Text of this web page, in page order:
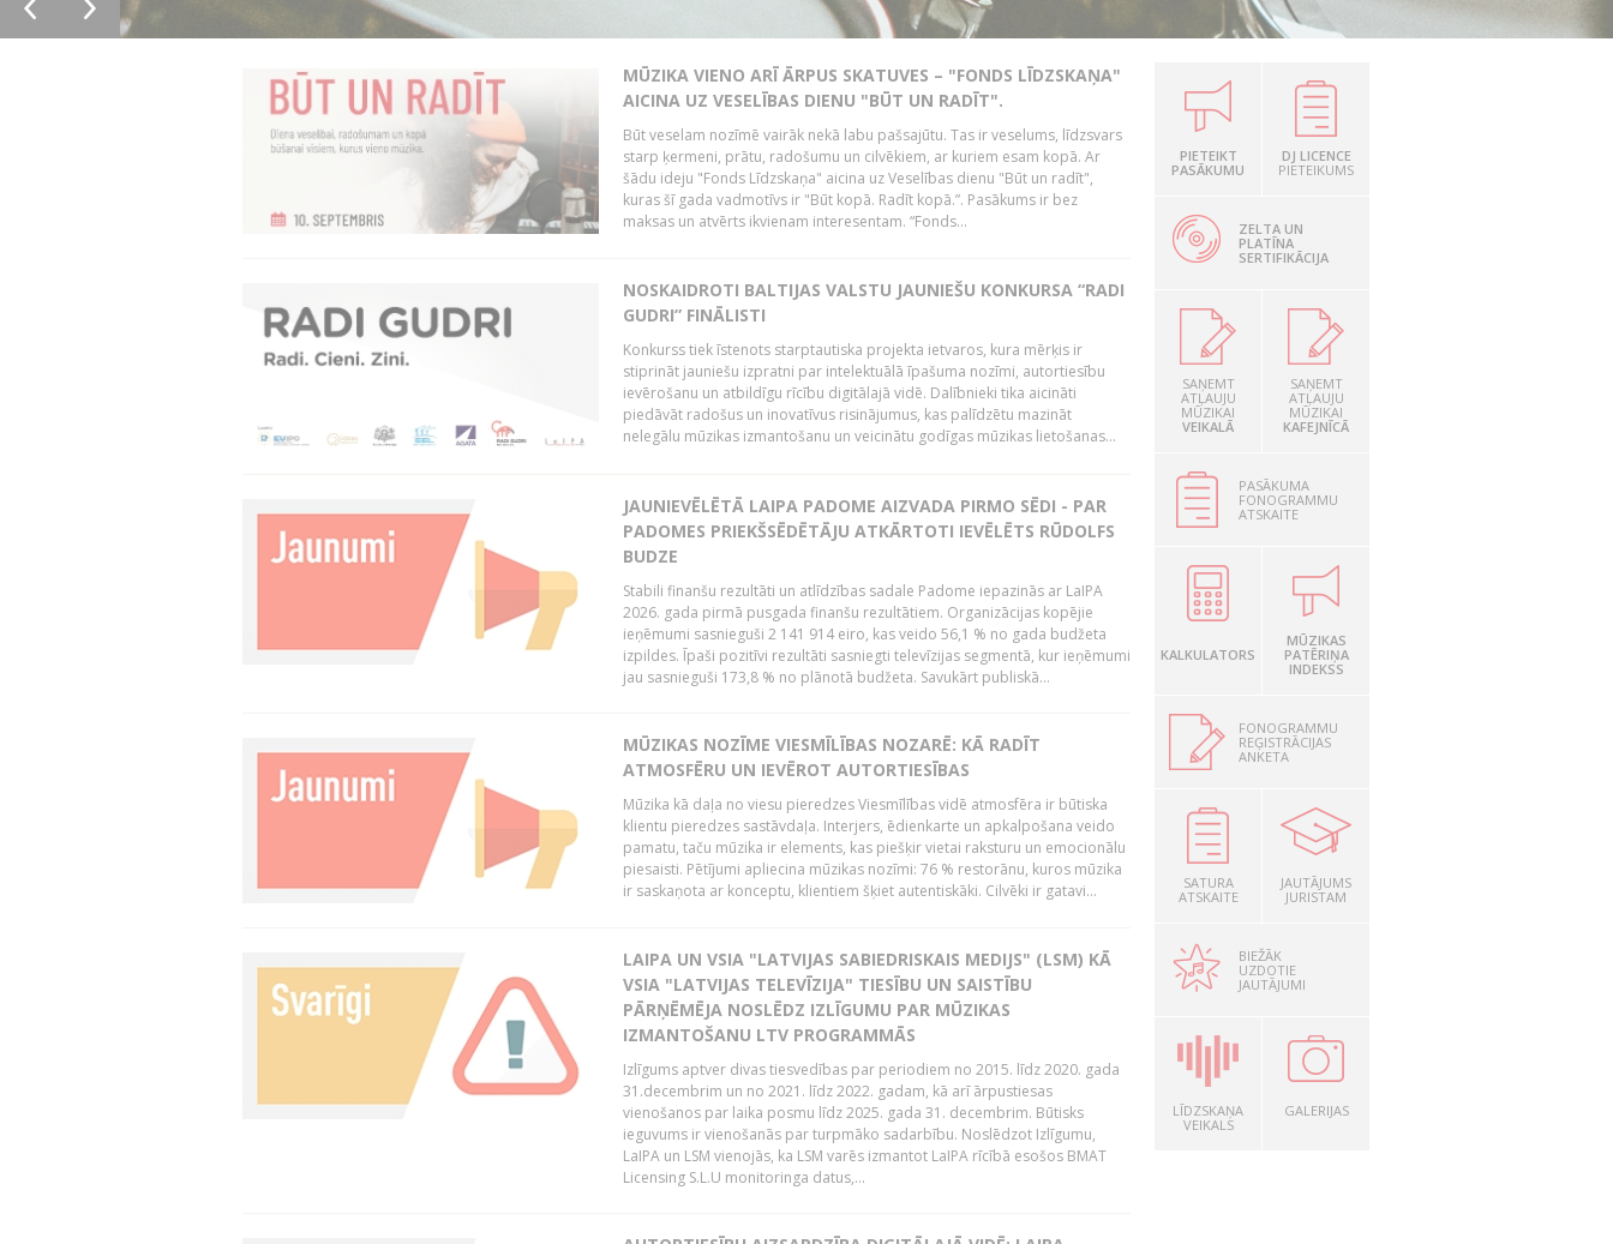
MŪZIKA VIENO ARĪ ĀRPUS SKATUVES – "FONDS LĪDZSKAŅA"
AICINA UZ VESELĪBAS DIENU "BŪT UN RADĪT".
Būt veselam nozīmē vairāk nekā labu pašsajūtu. Tas ir veselums, līdzsvars
starp ķermeni, prātu, radošumu un cilvēkiem, ar kuriem esam kopā. Ar
šādu ideju "Fonds Līdzskaņa" aicina uz Veselības dienu "Būt un radīt",
kuras šī gada vadmotīvs ir "Būt kopā. Radīt kopā.”. Pasākums ir bez
maksas un atvērts ikvienam interesentam. “Fonds...
NOSKAIDROTI BALTIJAS VALSTU JAUNIEŠU KONKURSA “RADI
GUDRI” FINĀLISTI
Konkurss tiek īstenots starptautiska projekta ietvaros, kura mērķis ir
stiprināt jauniešu izpratni par intelektuālā īpašuma nozīmi, autortiesību
ievērošanu un atbildīgu rīcību digitālajā vidē. Dalībnieki tika aicināti
piedāvāt radošus un inovatīvus risinājumus, kas palīdzētu mazināt
nelegālu mūzikas izmantošanu un veicinātu godīgas mūzikas lietošanas...
JAUNIEVĒLĒTĀ LAIPA PADOME AIZVADA PIRMO SĒDI - PAR
PADOMES PRIEKŠSĒDĒTĀJU ATKĀRTOTI IEVĒLĒTS RŪDOLFS
BUDZE
Stabili finanšu rezultāti un atlīdzības sadale Padome iepazinās ar LaIPA
2026. gada pirmā pusgada finanšu rezultātiem. Organizācijas kopējie
ieņēmumi sasnieguši 2 141 914 eiro, kas veido 56,1 % no gada budžeta
izpildes. Īpaši pozitīvi rezultāti sasniegti televīzijas segmentā, kur ieņēmumi
jau sasnieguši 173,8 % no plānotā budžeta. Savukārt publiskā...
MŪZIKAS NOZĪME VIESMĪLĪBAS NOZARĒ: KĀ RADĪT
ATMOSFĒRU UN IEVĒROT AUTORTIESĪBAS
Mūzika kā daļa no viesu pieredzes Viesmīlības vidē atmosfēra ir būtiska
klientu pieredzes sastāvdaļa. Interjers, ēdienkarte un apkalpošana veido
pamatu, taču mūzika ir elements, kas piešķir vietai raksturu un emocionālu
piesaisti. Pētījumi apliecina mūzikas nozīmi: 76 % restorānu, kuros mūzika
ir saskaņota ar konceptu, klientiem šķiet autentiskāki. Cilvēki ir gatavi...
LAIPA UN VSIA "LATVIJAS SABIEDRISKAIS MEDIJS" (LSM) KĀ
VSIA "LATVIJAS TELEVĪZIJA" TIESĪBU UN SAISTĪBU
PĀRŅĒMĒJA NOSLĒDZ IZLĪGUMU PAR MŪZIKAS
IZMANTOŠANU LTV PROGRAMMĀS
Izlīgums aptver divas tiesvedības par periodiem no 2015. līdz 2020. gada
31.decembrim un no 2021. līdz 2022. gadam, kā arī ārpustiesas
vienošanos par laika posmu līdz 2025. gada 31. decembrim. Būtisks
ieguvums ir vienošanās par turpmāko sadarbību. Noslēdzot Izlīgumu,
LaIPA un LSM vienojās, ka LSM varēs izmantot LaIPA rīcībā esošos BMAT
Licensing S.L.U monitoringa datus,...
PIETEIKT
PASĀKUMU
DJ LICENCE
PIETEIKUMS
ZELTA UN
PLATĪNA
SERTIFIKĀCIJA
SAŅEMT
ATĻAUJU
MŪZIKAI
VEIKALĀ
SAŅEMT
ATĻAUJU
MŪZIKAI
KAFEJNĪCĀ
PASĀKUMA
FONOGRAMMU
ATSKAITE
KALKULATORS
MŪZIKAS
PATĒRIŅA
INDEKSS
FONOGRAMMU
REĢISTRĀCIJAS
ANKETA
SATURA
ATSKAITE
JAUTĀJUMS
JURISTAM
BIEŽĀK
UZDOTIE
JAUTĀJUMI
LĪDZSKAŅA
VEIKALS
GALERIJAS